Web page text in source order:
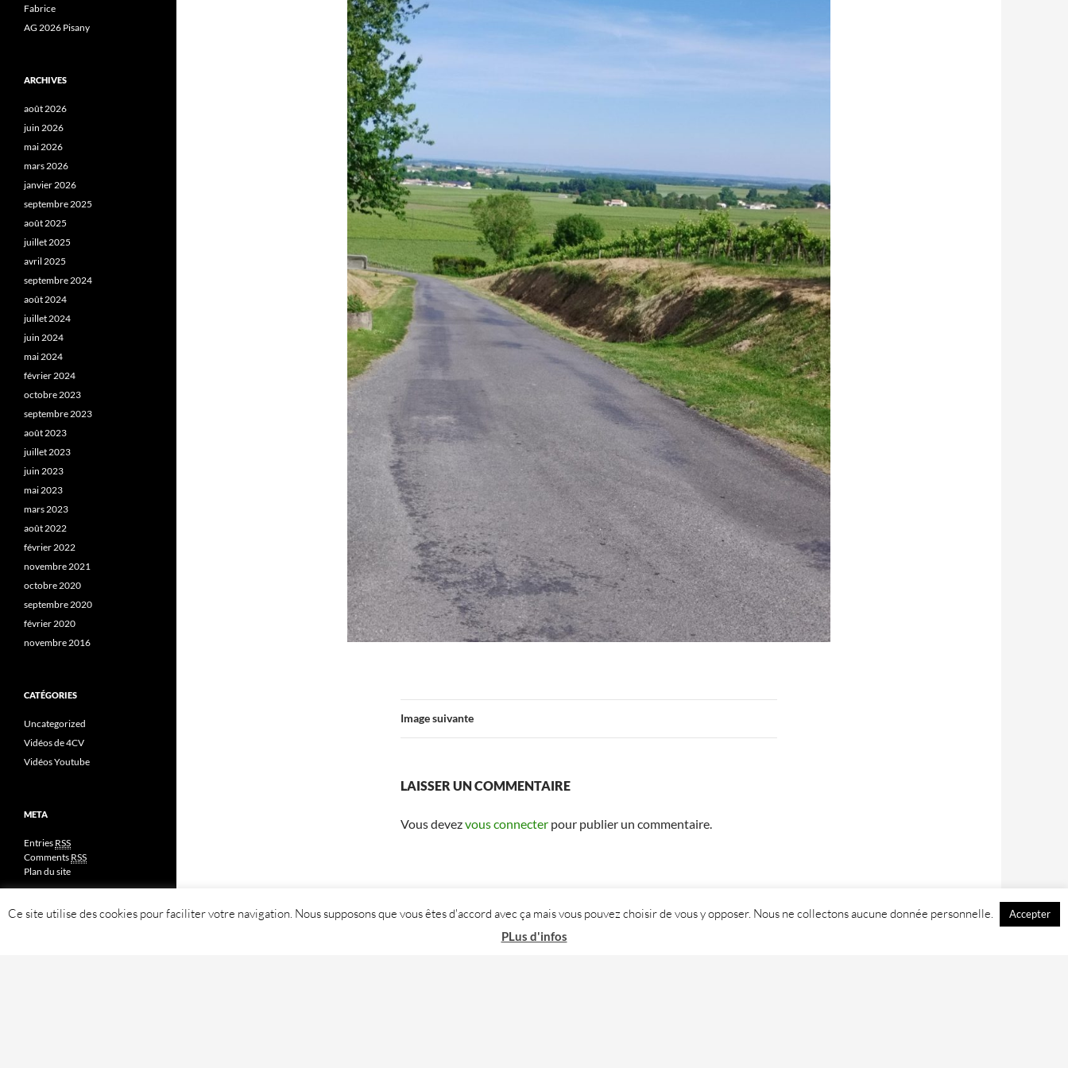
Image suivante
LAISSER UN COMMENTAIRE
Vous devezvous connecter pour publier un commentaire.
Fabrice
AG 2026 Pisany
ARCHIVES
août 2026
juin 2026
mai 2026
mars 2026
janvier 2026
septembre 2025
août 2025
juillet 2025
avril 2025
septembre 2024
août 2024
juillet 2024
juin 2024
mai 2024
février 2024
octobre 2023
septembre 2023
août 2023
juillet 2023
juin 2023
mai 2023
mars 2023
août 2022
février 2022
novembre 2021
octobre 2020
septembre 2020
février 2020
novembre 2016
CATÉGORIES
Uncategorized
Vidéos de 4CV
Vidéos Youtube
META
Entries RSS
Comments RSS
Plan du site
Ce site utilise des cookies pour faciliter votre navigation. Nous supposons que vous êtes d'accord avec ça mais vous pouvez choisir de vous y opposer. Nous ne collectons aucune donnée personnelle. Accepter
PLus d'infos